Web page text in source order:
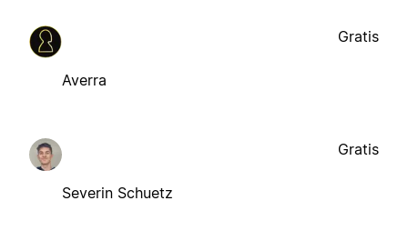
Averra
Gratis
Severin Schuetz
Gratis